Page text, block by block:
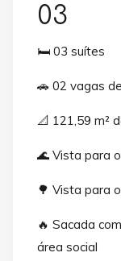
03
🛏️ 03 suítes
🚗 02 vagas
📐 121,59 m²
🌊 Vista para
🌳 Vista para
🔥 Sacada
área social